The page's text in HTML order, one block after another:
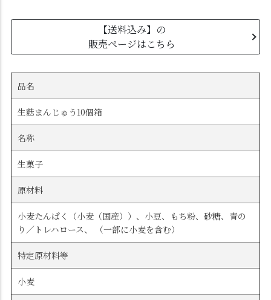
【送料込み】の
販売ページはこちら
品名
生麩まんじゅう10個箱
名称
生菓子
原材料
小麦たんぱく（小麦（国産））、小豆、もち粉、砂糖、青の
り／トレハロース、 （一部に小麦を含む）
特定原材料等
小麦